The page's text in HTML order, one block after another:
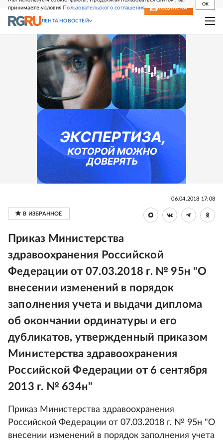
принимаете условия Пользовательского соглашения
OK
СВЕЖИЙ НОМЕР ПОДПИСКА
ЛЕНТА НОВОСТЕЙ
06.04.2018 17:08
Приказ Министерства
здравоохранения Российской
Федерации от 07.03.2018 г. № 95н "О
внесении изменений в порядок
заполнения учета и выдачи диплома
об окончании ординатуры и его
дубликатов, утвержденный приказом
Министерства здравоохранения
Российской Федерации от 6 сентября
2013 г. № 634н"
Приказ Министерства здравоохранения
Российской Федерации от 07.03.2018 г. № 95н "О
внесении изменений в порядок заполнения учета